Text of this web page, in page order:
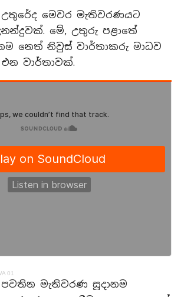
මෙවර මැතිවරණයට
මේ, උතුරු පළාතේ
නෙත් නිවුස් වාර්තාකරු මාධව
වාර්තාවක්.
01
මැතිවරණ සූදානම